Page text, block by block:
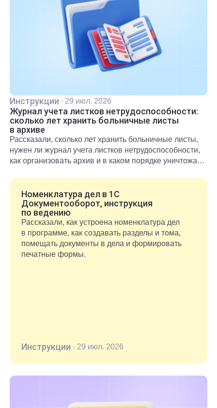
Инструкции · 29 июл. 2026
Журнал учета листков нетрудоспособности:
сколько лет хранить больничные листы
в архиве
Рассказали, сколько лет хранить больничные листы,
нужен ли журнал учета листков нетрудоспособности,
как организовать архив и в каком порядке уничтожать
Номенклатура дел в 1С
Документооборот, инструкция
по ведению
Рассказали, как устроена номенклатура дел
в программе, как создавать разделы и тома,
помещать документы в дела и формировать
печатные формы.
Инструкции · 29 июл. 2026